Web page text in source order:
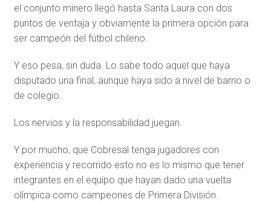
el conjunto minero llegó hasta Santa Laura con dos
puntos de ventaja y obviamente la primera opción para
ser campeón del fútbol chileno.
Y eso pesa, sin duda. Lo sabe todo aquel que haya
disputado una final, aunque haya sido a nivel de barrio o
de colegio.
Los nervios y la responsabilidad juegan.
Y por mucho, que Cobresal tenga jugadores con
experiencia y recorrido esto no es lo mismo que tener
integrantes en el equipo que hayan dado una vuelta
olímpica como campeones de Primera División.